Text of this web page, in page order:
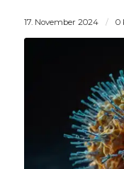
17. November 2024 / 0